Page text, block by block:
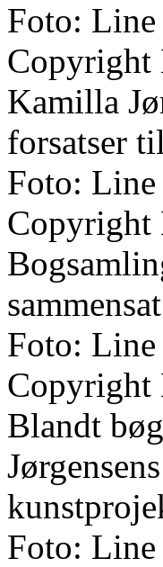
Foto: Line
Copyright
Kamilla
forsatser
Foto: Line
Copyright
Foto: Line
Copyright
Blandt
Foto: Line